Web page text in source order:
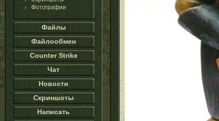
Фотографии
Файлы
Файлообмен
Counter Strike
Чат
Новости
Скриншоты
Написать